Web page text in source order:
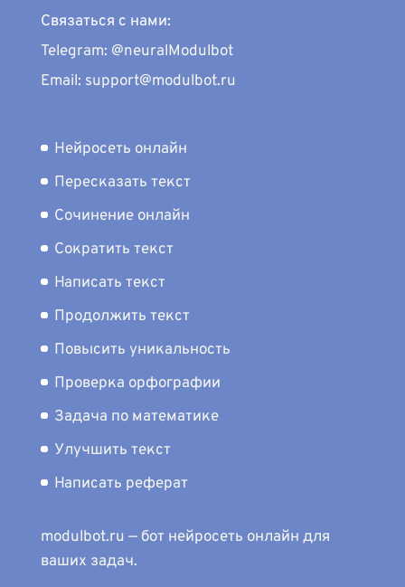
Связаться с нами:
Telegram: @neuralModulbot
Email: support@modulbot.ru
Нейросеть онлайн
Пересказать текст
Сочинение онлайн
Сократить текст
Написать текст
Продолжить текст
Повысить уникальность
Проверка орфографии
Задача по математике
Улучшить текст
Написать реферат
modulbot.ru — бот нейросеть онлайн для
ваших задач.